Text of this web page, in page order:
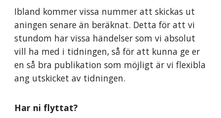
Ibland kommer vissa nummer att skickas ut
aningen senare än beräknat. Detta för att vi
stundom har vissa händelser som vi absolut
vill ha med i tidningen, så för att kunna ge er
en så bra publikation som möjligt är vi flexibla
ang utskicket av tidningen.
Har ni flyttat?